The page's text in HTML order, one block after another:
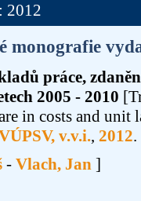
2012
monografie
práce,
2005 - 2010
in costs and
v.v.i., 2012
- Vlach, Jan ]